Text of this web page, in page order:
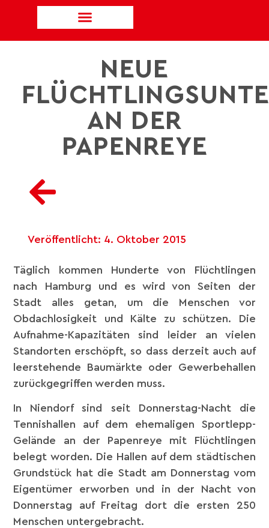
NEUE
AN DER
PAPENREYE
Veröffentlicht: 4. Oktober 2015
Täglich kommen Hunderte von Flüchtlingen
nach Hamburg und es wird von Seiten der
Stadt alles getan, um die Menschen vor
Obdachlosigkeit und Kälte zu schützen. Die
Aufnahme-Kapazitäten sind leider an vielen
Standorten erschöpft, so dass derzeit auch auf
leerstehende Baumärkte oder Gewerbehallen
zurückgegriffen werden muss.
In Niendorf sind seit Donnerstag-Nacht die
Tennishallen auf dem ehemaligen Sportlepp-
Gelände an der Papenreye mit Flüchtlingen
belegt worden. Die Hallen auf dem städtischen
Grundstück hat die Stadt am Donnerstag vom
Eigentümer erworben und in der Nacht von
Donnerstag auf Freitag dort die ersten 250
Menschen untergebracht.